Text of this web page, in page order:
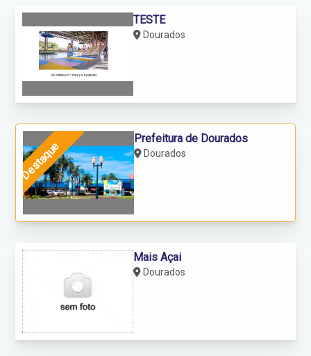
Dourados
TESTE
Destaque Dourados
Prefeitura de Dourados
Dourados
Mais Açai